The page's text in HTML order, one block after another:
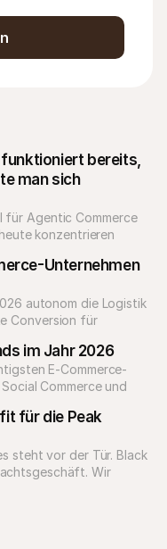
bereits,
man sich
für Agentic Commerce
konzentrieren
Unternehmen
autonom die Logistik
Conversion für
im Jahr 2026
E-Commerce-
Commerce und
für die Peak
steht vor der Tür. Black
Wir